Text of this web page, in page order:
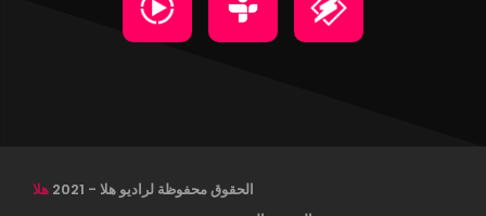
الحقوق محفوظة لراديو هلا - 2021
هلا